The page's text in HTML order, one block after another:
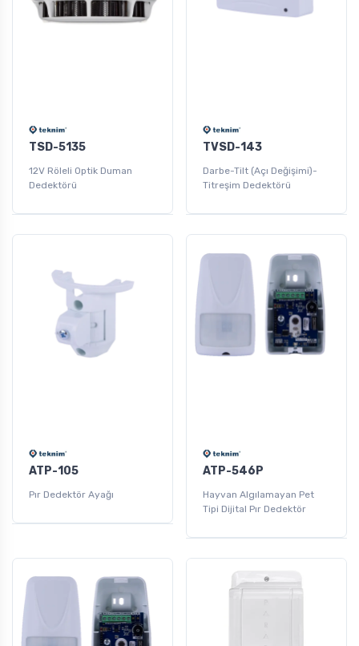
TSD-5135
12V Röleli Optik Duman
Dedektörü
TVSD-143
Darbe-Tilt (Açı Değişimi)-
Titreşim Dedektörü
ATP-105
Pır Dedektör Ayağı
ATP-546P
Hayvan Algılamayan Pet
Tipi Dijital Pır Dedektör